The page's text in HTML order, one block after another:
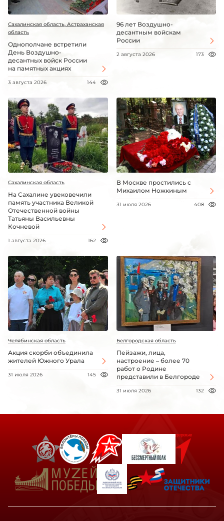
Сахалинская область, Астраханская
область
Однополчане встретили
День Воздушно-
десантных войск России
на памятных акциях
3 августа 2026 144
96 лет Воздушно-
десантным войскам
России
2 августа 2026 173
Сахалинская область
На Сахалине увековечили
память участника Великой
Отечественной войны
Татьяны Васильевны
Кочневой
1 августа 2026 162
В Москве простились с
Михаилом Ножкиным
31 июля 2026 408
Челябинская область
Акция скорби объединила
жителей Южного Урала
31 июля 2026 145
Белгородская область
Пейзажи, лица,
настроение – более 70
работ о Родине
представили в Белгороде
31 июля 2026 132